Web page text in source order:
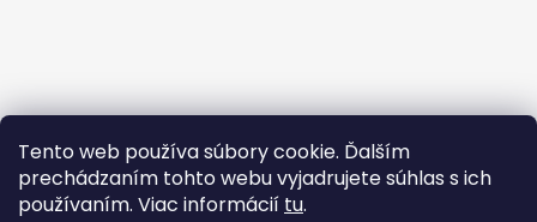
Tento web používa súbory cookie. Ďalším
prechádzaním tohto webu vyjadrujete súhlas s ich
používaním. Viac informácií tu.
Facebook